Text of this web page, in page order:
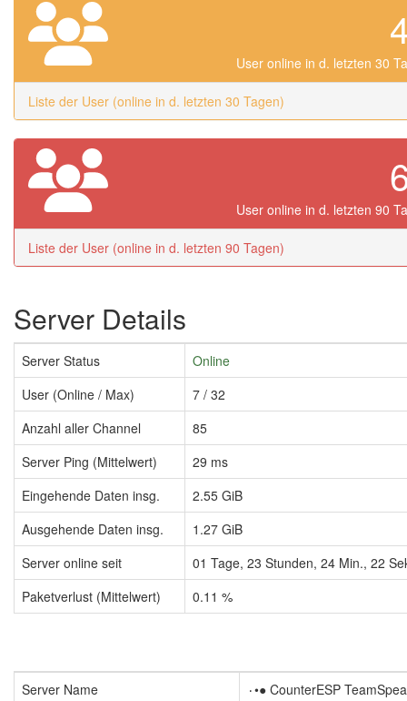
User online in d. letzten 30
Liste der User (online in d. letzten 30 Tagen)
User online in d. letzten 90
Liste der User (online in d. letzten 90 Tagen)
Server Details
Server Status
Online
User (Online / Max)
7 / 32
Anzahl aller Channel
85
Server Ping (Mittelwert)
29 ms
Eingehende Daten insg.
2.55 GiB
Ausgehende Daten insg.
1.27 GiB
Server online seit
01 Tage, 23 Stunden, 24 Min., 23
Paketverlust (Mittelwert)
0.11 %
Server Name